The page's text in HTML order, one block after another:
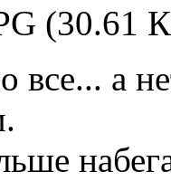
(30.61
все... а